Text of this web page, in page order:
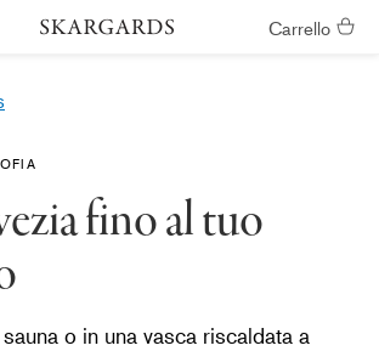
Carrello
fino al tuo
o in una vasca riscaldata a